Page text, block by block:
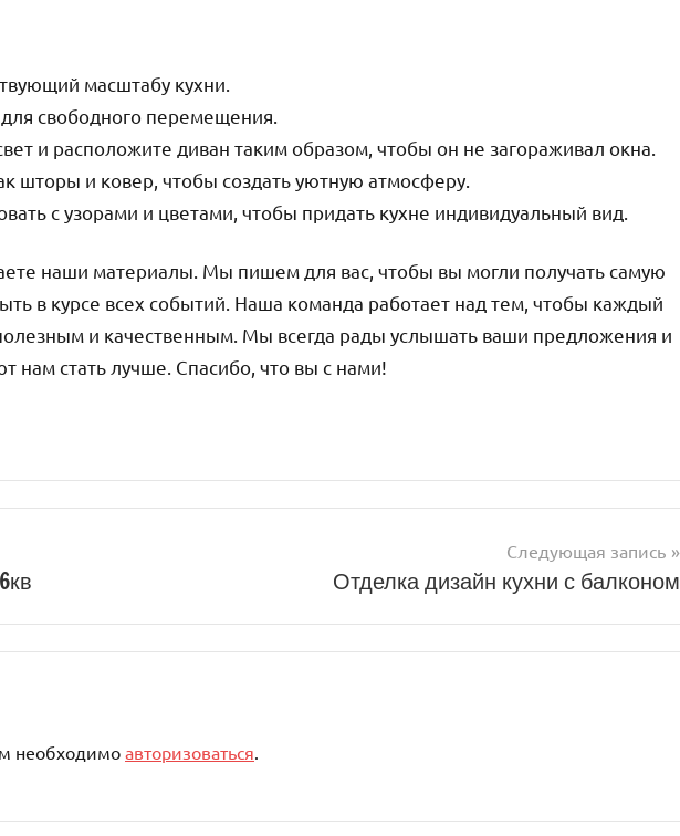
масштабу кухни.
свободного перемещения.
и расположите диван таким образом, чтобы он не загораживал окна.
шторы и ковер, чтобы создать уютную атмосферу.
с узорами и цветами, чтобы придать кухне индивидуальный вид.
наши материалы. Мы пишем для вас, чтобы вы могли получать самую
в курсе всех событий. Наша команда работает над тем, чтобы каждый
и качественным. Мы всегда рады услышать ваши предложения и
нам стать лучше. Спасибо, что вы с нами!
Следующая запись
Отделка дизайн кухни с балконом
необходимоавторизоваться